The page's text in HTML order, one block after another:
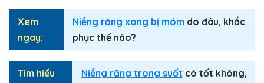
Xem
ngay:
Niềng răng xong bị móm do đâu, khắc
phục thế nào?
Tìm hiểu
Niềng răng trong suốt có tốt không,